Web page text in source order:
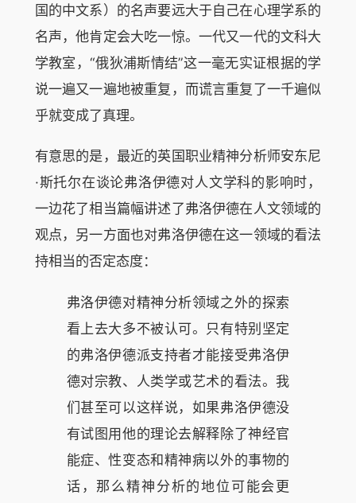
国的中文系）的名声要远大于自己在心理学系的
名声，他肯定会大吃一惊。一代又一代的文科大
学教室，“俄狄浦斯情结”这一毫无实证根据的学
说一遍又一遍地被重复，而谎言重复了一千遍似
乎就变成了真理。
有意思的是，最近的英国职业精神分析师安东尼
·斯托尔在谈论弗洛伊德对人文学科的影响时，
一边花了相当篇幅讲述了弗洛伊德在人文领域的
观点，另一方面也对弗洛伊德在这一领域的看法
持相当的否定态度：
弗洛伊德对精神分析领域之外的探索
看上去大多不被认可。只有特别坚定
的弗洛伊德派支持者才能接受弗洛伊
德对宗教、人类学或艺术的看法。我
们甚至可以这样说，如果弗洛伊德没
有试图用他的理论去解释除了神经官
能症、性变态和精神病以外的事物的
话，那么精神分析的地位可能会更